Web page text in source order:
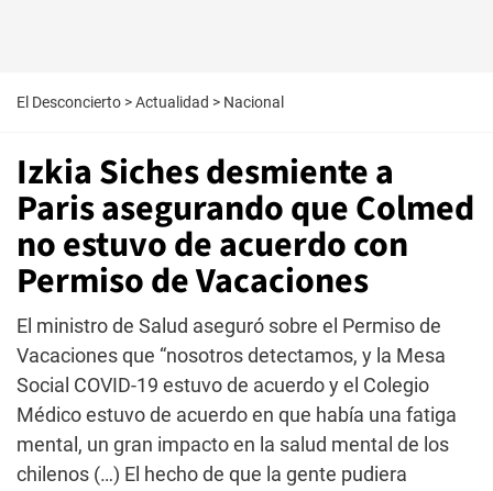
El Desconcierto >Actualidad > Nacional
Izkia Siches desmiente a
Paris asegurando que Colmed
no estuvo de acuerdo con
Permiso de Vacaciones
El ministro de Salud aseguró sobre el Permiso de
Vacaciones que “nosotros detectamos, y la Mesa
Social COVID-19 estuvo de acuerdo y el Colegio
Médico estuvo de acuerdo en que había una fatiga
mental, un gran impacto en la salud mental de los
chilenos (…) El hecho de que la gente pudiera